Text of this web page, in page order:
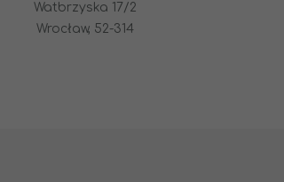
Watbrzyska 17/2
Wrocław, 52-314